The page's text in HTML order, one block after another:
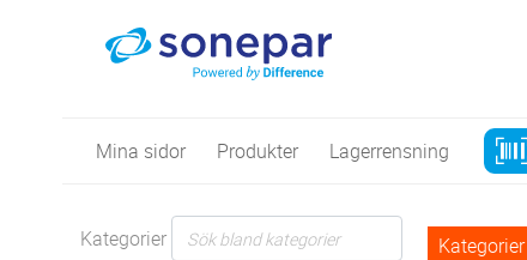
Mina sidor Produkter Lagerrensning
Kategorier Kategorier